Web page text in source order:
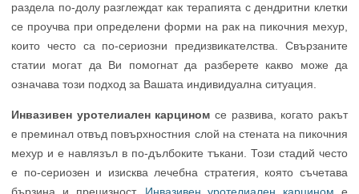
раздела по-долу разглеждат как терапията с дендритни клетки
се проучва при определени форми на рак на пикочния мехур,
които често са по-сериозни предизвикателства. Свързаните
статии могат да Ви помогнат да разберете какво може да
означава този подход за Вашата индивидуална ситуация.
Инвазивен уротелиален карцином се развива, когато ракът
е преминал отвъд повърхностния слой на стената на пикочния
мехур и е навлязъл в по-дълбоките тъкани. Този стадий често
е по-сериозен и изисква лечебна стратегия, която съчетава